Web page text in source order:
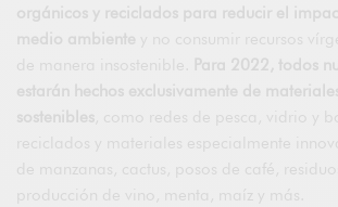
orgánicos y reciclados para reducir el
medio ambiente
y no consumir recursos
de manera insostenible.
Para 2022, todos
estarán hechos exclusivamente de
sostenibles , como redes de pesca, vidrio y
reciclados y materiales especialmente
de manzanas, cactus, posos de café,
producción de vino, menta, maíz y más.